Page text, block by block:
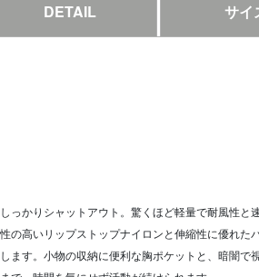
DETAIL サイ
っかりシャットアウト。驚くほど軽量で耐風性と
の高いリップストップナイロンと伸縮性に優れた
ます。小物の収納に便利な胸ポケットと、暗闇で